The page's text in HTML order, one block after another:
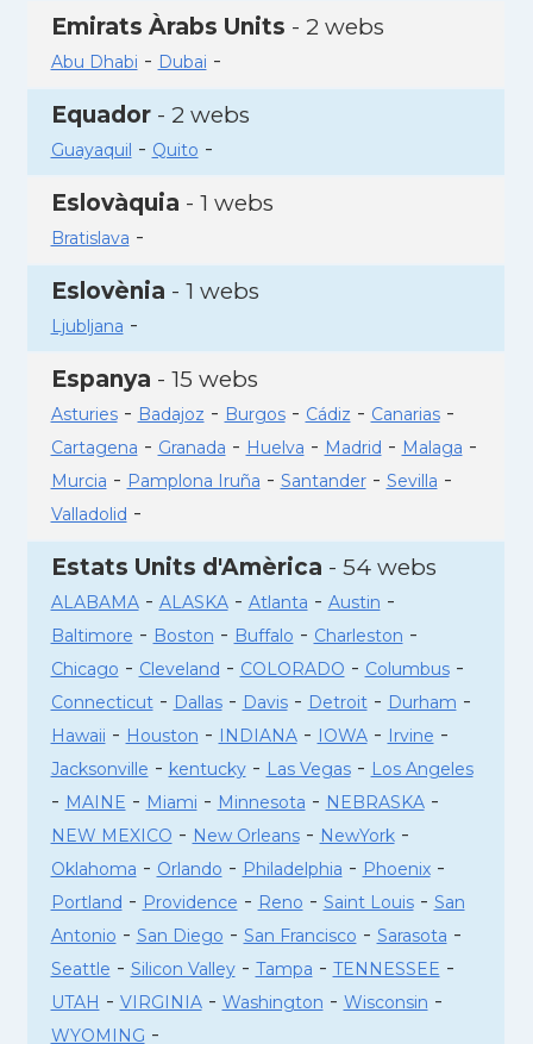
Emirats Àrabs Units - 2 webs
Abu Dhabi - Dubai -
Equador- 2 webs
Guayaquil - Quito -
Eslovàquia - 1 webs
Bratislava -
Eslovènia - 1 webs
Ljubljana -
Espanya - 15 webs
Asturies- Badajoz - Burgos- Cádiz - Canarias-
Cartagena - Granada - Huelva - Madrid - Malaga -
Murcia - Pamplona Iruña - Santander- Sevilla -
Valladolid -
Estats Units d'Amèrica - 54 webs
ALABAMA- ALASKA- Atlanta - Austin -
Baltimore - Boston - Buffalo - Charleston -
Chicago - Cleveland - COLORADO - Columbus-
Connecticut- Dallas- Davis- Detroit- Durham -
Hawaii - Houston - INDIANA- IOWA- Irvine -
Jacksonville - kentucky- Las Vegas- Los Angeles
- MAINE - Miami - Minnesota - NEBRASKA-
NEW MEXICO - New Orleans- NewYork-
Oklahoma - Orlando - Philadelphia - Phoenix-
Portland - Providence - Reno - Saint Louis- San
Antonio - San Diego - San Francisco - Sarasota -
Seattle - Silicon Valley- Tampa - TENNESSEE -
UTAH - VIRGINIA- Washington - Wisconsin -
WYOMING -